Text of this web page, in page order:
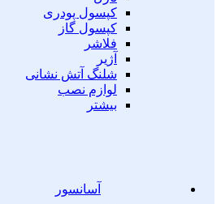
کپسول پودری
کپسول گاز
فلاشر
آژیر
شلنگ آتش نشانی
لوازم نصب
بیشتر
آسانسور